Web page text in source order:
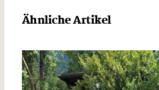
Ähnliche Artikel